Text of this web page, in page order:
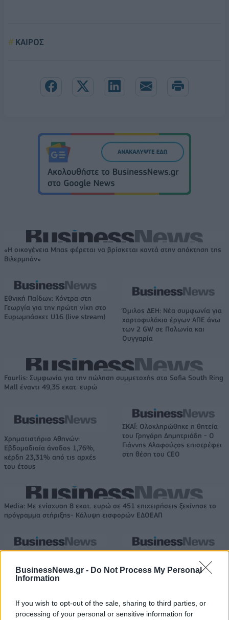
BusinessNews.gr - Do Not Process My Personal
Information
If you wish to opt-out of the sale, sharing to third parties, or
processing of your personal or sensitive information for
ΚΑΙΡΟΣ
«Η οικογένεια Μπας φέρεται να βρίσκεται κοντά στην απόκτηση της
Βιλερμπάν»
Εθνική Παίδων: Κόντρα στη
Γεωργία για την πρώτη νίκη στο
Ευρωμπάσκετ U16 (live stream)
Όμιλος ΔΕΗ: Νέα συμφωνία για
χαρτοφυλάκιο έργων ΑΠΕ άνω
των 2 GW σε Πολωνία και
Ουγγαρία
Fourlis: Συμφωνία για την πώληση συμμετοχής στο Sofia South Ring
Mall έναντι 49,35 εκατ. ευρώ
Χρηματιστήριο Αθηνών:
Εβδομαδιαία άνοδος 1,76%,
κέρδη 23,31% από τις αρχές
του έτους
ΣΚΑΪ: Ολοκληρώθηκε η θητεία
του Γρηγόρη Δημητριάδη - Ο
Γιάννης Αλαφούζος επιστρέφει
στη θέση του CEO
Media: Με ενίσχυση 8 εκατ. ευρώ σε 451 επιχειρήσεις ξεκίνησε το
πρόγραμμα στήριξης- Κάλυψη εισφορών ΕΔΟΕΑΠ
αυτοκινητοβιομηχανία
Νέο Audi A2 e-tron με στόχο την κορυφή της αποδοτικότητας